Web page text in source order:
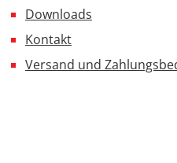
Downloads
Kontakt
Versand und